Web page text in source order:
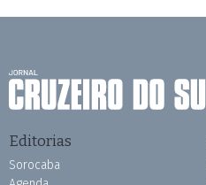
Editorias
Sorocaba